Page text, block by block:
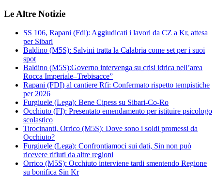
Le Altre Notizie
SS 106, Rapani (Fdi): Aggiudicati i lavori da CZ a Kr, attesa
per Sibari
Baldino (M5S): Salvini tratta la Calabria come set per i suoi
spot
Baldino (M5S):Governo intervenga su crisi idrica nell’area
Rocca Imperiale–Trebisacce”
Rapani (FDI) al cantiere Rfi: Confermato rispetto tempistiche
per 2026
Furgiuele (Lega): Bene Cipess su Sibari-Co-Ro
Occhiuto (FI): Presentato emendamento per istituire psicologo
scolastico
Tirocinanti, Orrico (M5S): Dove sono i soldi promessi da
Occhiuto?
Furgiuele (Lega): Confrontiamoci sui dati, Sin non può
ricevere rifiuti da altre regioni
Orrico (M5S): Occhiuto interviene tardi smentendo Regione
su bonifica Sin Kr